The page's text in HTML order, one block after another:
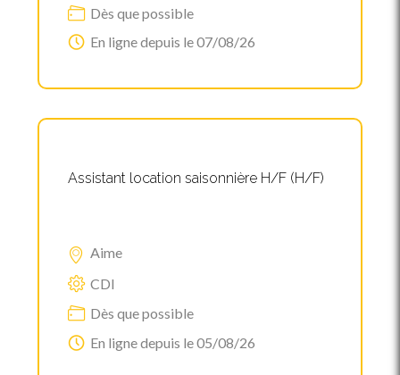
Dès que possible
En ligne depuis le 07/08/26
Assistant location saisonnière H/F (H/F)
Aime
CDI
Dès que possible
En ligne depuis le 05/08/26